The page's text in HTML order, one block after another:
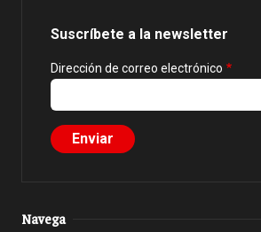
Suscríbete a la newsletter
Dirección de correo electrónico
Navega